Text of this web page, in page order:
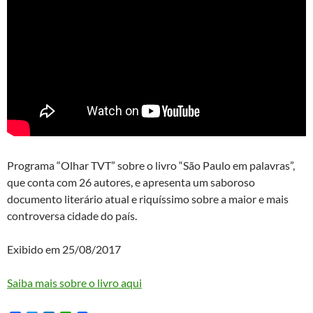
Programa “Olhar TVT” sobre o livro “São Paulo em palavras”,
que conta com 26 autores, e apresenta um saboroso
documento literário atual e riquíssimo sobre a maior e mais
controversa cidade do país.
Exibido em 25/08/2017
Saiba mais sobre o livro aqui